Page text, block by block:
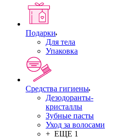
Подарки
Для тела
Упаковка
Средства гигиены
Дезодоранты-
кристаллы
Зубные пасты
Уход за волосами
+ ЕЩЕ 1